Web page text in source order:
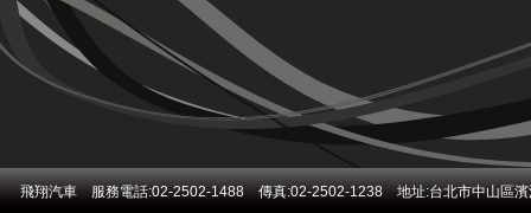
飛翔汽車 服務電話:02-2502-1488 傳真:02-2502-1238 地址:台北市中山區